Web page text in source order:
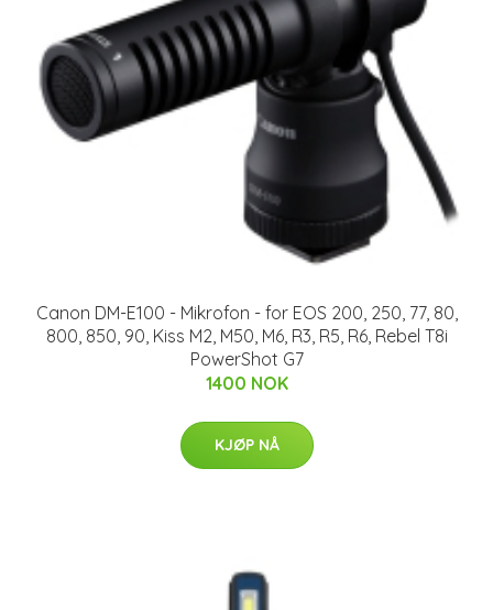
Canon DM-E100 - Mikrofon - for EOS 200, 250, 77, 80,
800, 850, 90, Kiss M2, M50, M6, R3, R5, R6, Rebel T8i
PowerShot G7
1400 NOK
KJØP NÅ